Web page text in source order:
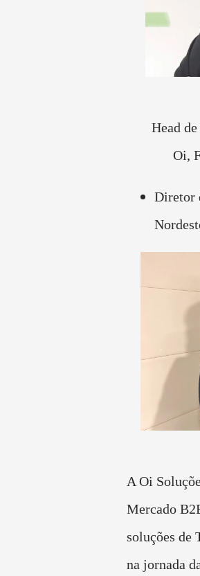
Head de Segurança da Informação da
Oi,
Diretor
A Oi
Mercado
soluções de
na jornada